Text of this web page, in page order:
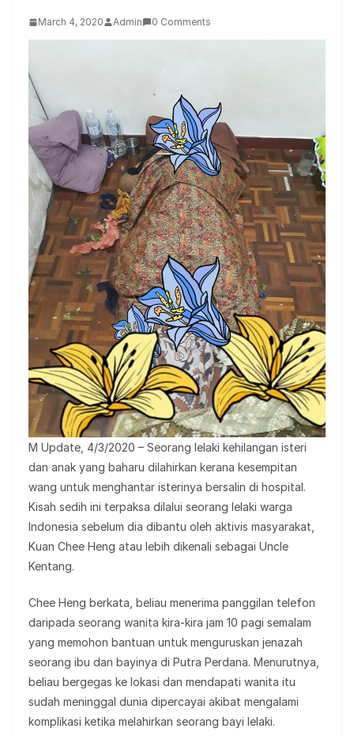
March 4, 2020 Admin 0 Comments
M Update, 4/3/2020 – Seorang lelaki kehilangan isteri
dan anak yang baharu dilahirkan kerana kesempitan
wang untuk menghantar isterinya bersalin di hospital.
Kisah sedih ini terpaksa dilalui seorang lelaki warga
Indonesia sebelum dia dibantu oleh aktivis masyarakat,
Kuan Chee Heng atau lebih dikenali sebagai Uncle
Kentang.
Chee Heng berkata, beliau menerima panggilan telefon
daripada seorang wanita kira-kira jam 10 pagi semalam
yang memohon bantuan untuk menguruskan jenazah
seorang ibu dan bayinya di Putra Perdana. Menurutnya,
beliau bergegas ke lokasi dan mendapati wanita itu
sudah meninggal dunia dipercayai akibat mengalami
komplikasi ketika melahirkan seorang bayi lelaki.